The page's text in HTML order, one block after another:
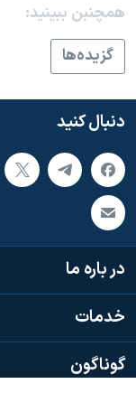
همچنبن ببینید:
گزيده‌ها
دنبال کنید
در باره ما
خدمات
گوناگون